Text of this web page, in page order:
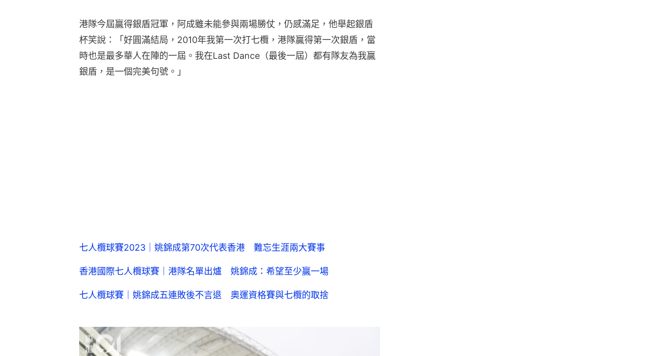
港隊今屆贏得銀盾冠軍，阿成雖未能參與兩場勝仗，仍感滿足，他舉起銀盾
杯笑說：「好圓滿結局，2010年我第一次打七欖，港隊贏得第一次銀盾，當
時也是最多華人在陣的一屆。我在Last Dance（最後一屆）都有隊友為我贏
銀盾，是一個完美句號。」
七人欖球賽2023｜姚錦成第70次代表香港 難忘生涯兩大賽事
香港國際七人欖球賽｜港隊名單出爐 姚錦成：希望至少贏一場
七人欖球賽｜姚錦成五連敗後不言退 奧運資格賽與七欖的取捨